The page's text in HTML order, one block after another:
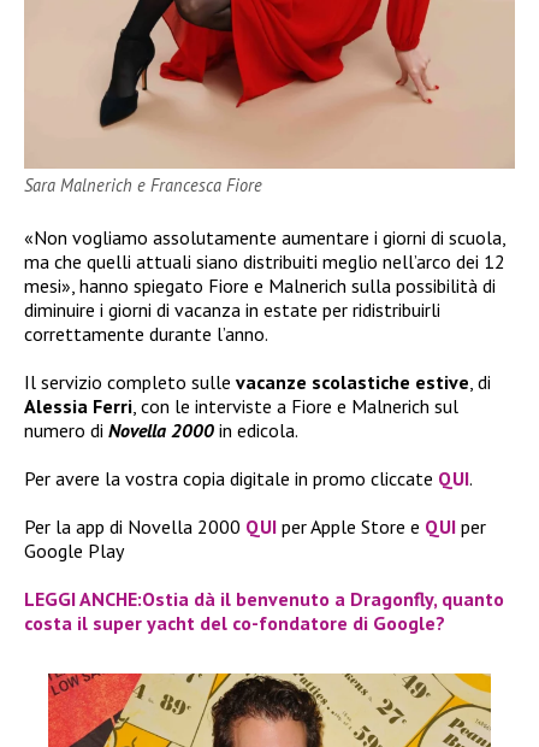
Sara Malnerich e Francesca Fiore
«Non vogliamo assolutamente aumentare i giorni di scuola,
ma che quelli attuali siano distribuiti meglio nell’arco dei 12
mesi», hanno spiegato Fiore e Malnerich sulla possibilità di
diminuire i giorni di vacanza in estate per ridistribuirli
correttamente durante l’anno.
Il servizio completo sulle vacanze scolastiche estive, di
Alessia Ferri, con le interviste a Fiore e Malnerich sul
numero di Novella 2000 in edicola.
Per avere la vostra copia digitale in promo cliccate QUI.
Per la app di Novella 2000 QUI per Apple Store e QUI per
Google Play
LEGGI ANCHE:Ostia dà il benvenuto a Dragonfly, quanto
costa il super yacht del co-fondatore di Google?